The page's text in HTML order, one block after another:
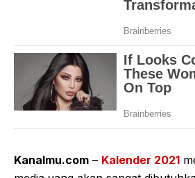
Kanalmu.com – Kalender 2021